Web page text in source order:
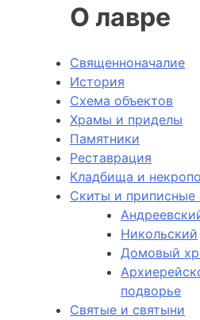
О лавре
Священноначалие
История
Схема объектов
Храмы и приделы
Памятники
Реставрация
Кладбища и
Скиты и приписные
Никольский
Домовый
подворье
Святые и святыни